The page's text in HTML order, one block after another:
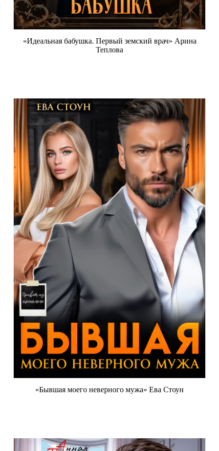
«Идеальная бабушка. Первый земский врач» Арина
Теплова
«Бывшая моего неверного мужа» Ева Стоун